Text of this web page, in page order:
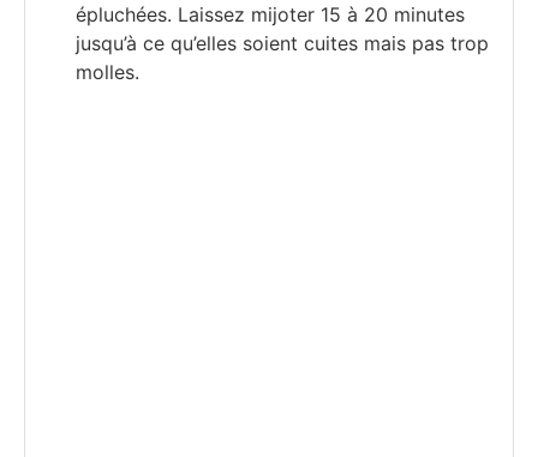
épluchées. Laissez mijoter 15 à 20 minutes
jusqu’à ce qu’elles soient cuites mais pas trop
molles.